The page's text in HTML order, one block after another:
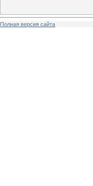
Полная версия сайта